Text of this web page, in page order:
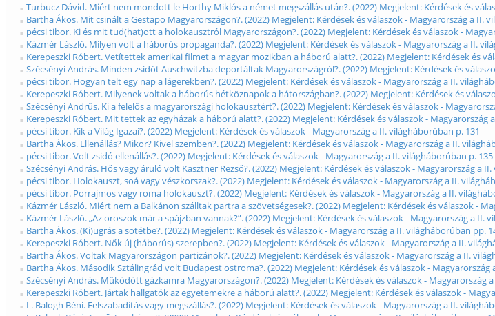
Turbucz Dávid. Miért nem mondott le Horthy Miklós a német megszállás után?. (2022) Megjelent: Kérdések és
Bartha Ákos. Mit csinált a Gestapo Magyarországon?. (2022) Megjelent: Kérdések és válaszok - Magyarország a II.
pécsi tibor. Ki és mit tud(hat)ott a holokausztról Magyarországon?. (2022) Megjelent: Kérdések és válaszok -
Kázmér László. Milyen volt a háborús propaganda?. (2022) Megjelent: Kérdések és válaszok - Magyarország a II.
Kerepeszki Róbert. Vetítettek amerikai filmet a magyar mozikban a háború alatt?. (2022) Megjelent: Kérdések és
Szécsényi András. Minden zsidót Auschwitzba deportáltak Magyarországról?. (2022) Megjelent: Kérdések és
pécsi tibor. Hogyan telt egy nap a lágerekben?. (2022) Megjelent: Kérdések és válaszok - Magyarország a II.
Kerepeszki Róbert. Milyenek voltak a háborús hétköznapok a hátországban?. (2022) Megjelent: Kérdések és
Szécsényi Andrűs. Ki a felelős a magyarországi holokausztért?. (2022) Megjelent: Kérdések és válaszok -
Kerepeszki Róbert. Mit tettek az egyházak a háború alatt?. (2022) Megjelent: Kérdések és válaszok - Magyarország
pécsi tibor. Kik a Világ Igazai?. (2022) Megjelent: Kérdések és válaszok - Magyarország a II. világháborúban p. 131
Bartha Ákos. Ellenállás? Mikor? Kivel szemben?. (2022) Megjelent: Kérdések és válaszok - Magyarország a II.
pécsi tibor. Volt zsidó ellenállás?. (2022) Megjelent: Kérdések és válaszok - Magyarország a II. világháborúban p. 135
Szécsényi András. Hős vagy áruló volt Kasztner Rezső?. (2022) Megjelent: Kérdések és válaszok - Magyarország a
pécsi tibor. Holokauszt, soá vagy vészkorszak?. (2022) Megjelent: Kérdések és válaszok - Magyarország a II.
pécsi tibor. Porrajmos vagy roma holokauszt?. (2022) Megjelent: Kérdések és válaszok - Magyarország a II.
Kázmér László. Miért nem a Balkánon szálltak partra a szövetségesek?. (2022) Megjelent: Kérdések és válaszok -
Kázmér László. „Az oroszok már a spájzban vannak?”. (2022) Megjelent: Kérdések és válaszok - Magyarország a II.
Bartha Ákos. (Ki)ugrás a sötétbe?. (2022) Megjelent: Kérdések és válaszok - Magyarország a II. világháborúban pp.
Kerepeszki Róbert. Nők új (háborús) szerepben?. (2022) Megjelent: Kérdések és válaszok - Magyarország a II.
Bartha Ákos. Voltak Magyarországon partizánok?. (2022) Megjelent: Kérdések és válaszok - Magyarország a II.
Bartha Ákos. Második Sztálingrád volt Budapest ostroma?. (2022) Megjelent: Kérdések és válaszok -
Szécsényi András. Működött gázkamra Magyarországon?. (2022) Megjelent: Kérdések és válaszok - Magyarország
Kerepeszki Róbert. Jártak hallgatók az egyetemekre a háború alatt?. (2022) Megjelent: Kérdések és válaszok -
L. Balogh Béni. Felszabadítás vagy megszállás?. (2022) Megjelent: Kérdések és válaszok - Magyarország a II.